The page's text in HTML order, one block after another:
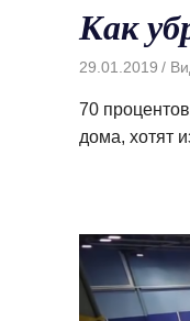
Как
29.01.2019
70
дома, хотят